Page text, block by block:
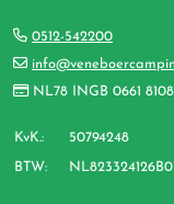
0512-542200
NL78 INGB 0661
KvK.: 50794248
BTW: